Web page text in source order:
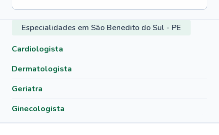
Especialidades em São Benedito do Sul - PE
Cardiologista
Dermatologista
Geriatra
Ginecologista